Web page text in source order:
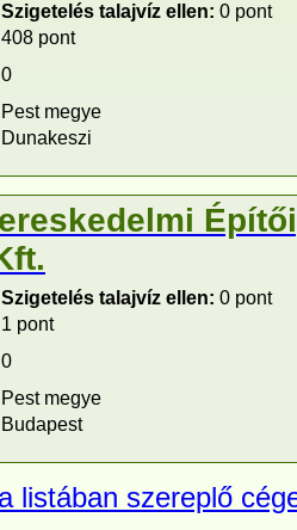
Szigetelés talajvíz ellen: 0 pont
408 pont
0
Pest megye
Dunakeszi
Szigetelés talajvíz ellen: 0 pont
1 pont
0
Pest megye
Budapest
listában szereplő